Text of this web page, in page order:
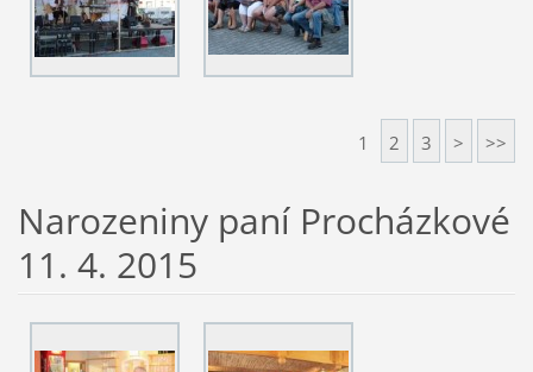
1 2 3 > >>
Narozeniny paní Procházkové
11. 4. 2015